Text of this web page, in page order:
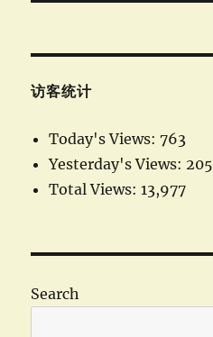
访客统计
Today's Views:763
Yesterday's Views:205
Total Views:13,977
Search